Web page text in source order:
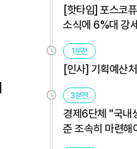
[핫타임] 포스코
소식에 6%대 강세
1분전
[인사] 기획예산처
3분전
경제6단체 "국내
준 조속히 마련해